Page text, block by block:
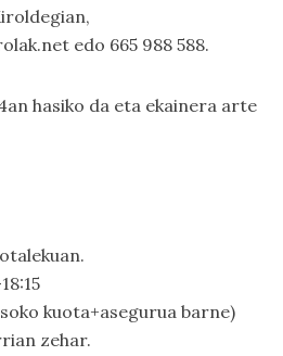
edo 665 988 588.
hasiko da eta ekainera arte
kuota+asegurua barne)
zehar.